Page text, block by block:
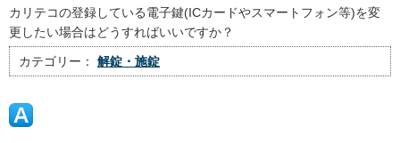
カリテコの登録している電子鍵(ICカードやスマートフォン等)を変
更したい場合はどうすればいいですか？
カテゴリー： 解錠・施錠